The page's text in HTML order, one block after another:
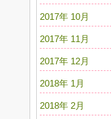
2017年 10月
2017年 11月
2017年 12月
2018年 1月
2018年 2月